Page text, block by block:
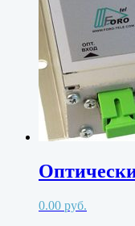
0.00 руб.